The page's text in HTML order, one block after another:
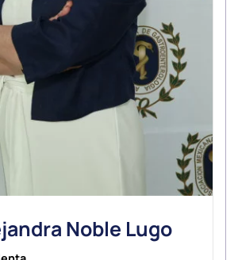
Noble Lugo